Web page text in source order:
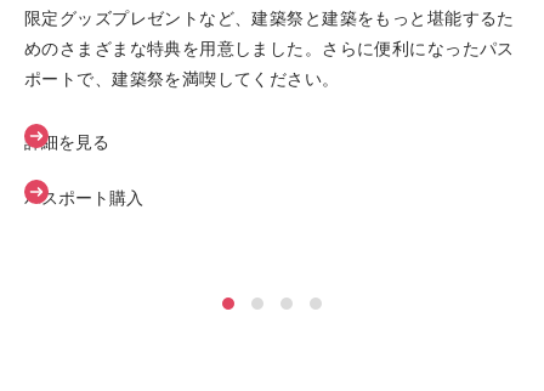
限定グッズプレゼントなど、建築祭と建築をもっと堪能するた
めのさまざまな特典を用意しました。さらに便利になったパス
ポートで、建築祭を満喫してください。
詳細を見る
パスポート購入
邸宅、銀行、学校、教会から現代建築、国宝まで、多様な建築
が一斉に扉を開きます。ルートも楽しみ方もあなた次第。興味
関心のおもむくままに、モダン建築の京都を自在にお楽しみく
個人宅や現役インフラ施設のツアーに加え、建物での「滞在」
に重点を置いたお食事・喫茶付きツアーも充実。その空間に身
を置き、ゆっくりと時間を過ごすことで、建築が本来持つ魅力
出会う、一期一会の時間を体験してください。
詳細を見る
るプログラムが実施されます。一方で、設計資料の展示や建築
保存に関するディスカッション、貴重な文化財の公開など、建
築ファン・専門家にとっても見逃せない企画も満載。”ちょっ
「深める」きっかけをさまざまに提供します。
詳細を見る